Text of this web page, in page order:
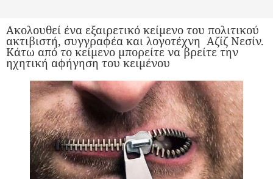
Ακολουθεί ένα εξαιρετικό κείμενο του πολιτικού
ακτιβιστή, συγγραφέα και λογοτέχνη Αζίζ Νεσίν.
Κάτω από το κείμενο μπορείτε να βρείτε την
ηχητική αφήγηση του κειμένου